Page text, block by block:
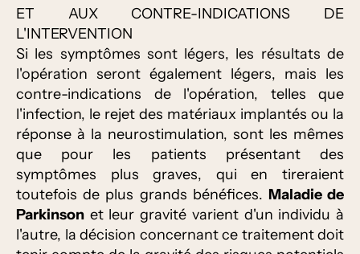
ET AUX CONTRE-INDICATIONS DE
L'INTERVENTION
Si les symptômes sont légers, les résultats de
l'opération seront également légers, mais les
contre-indications de l'opération, telles que
l'infection, le rejet des matériaux implantés ou la
réponse à la neurostimulation, sont les mêmes
que pour les patients présentant des
symptômes plus graves, qui en tireraient
toutefois de plus grands bénéfices. Maladie de
Parkinson et leur gravité varient d'un individu à
l'autre, la décision concernant ce traitement doit